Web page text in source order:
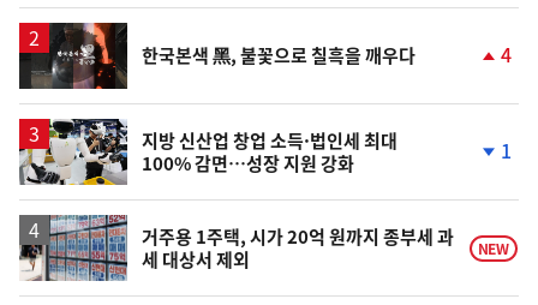
영
상
한국본색 黑, 불꽃으로 칠흑을 깨우다 4
지방 신산업 창업 소득·법인세 최대
100% 감면…성장 지원 강화
락
1
거주용 1주택, 시가 20억 원까지 종부세 과
세 대상서 제외
NEW